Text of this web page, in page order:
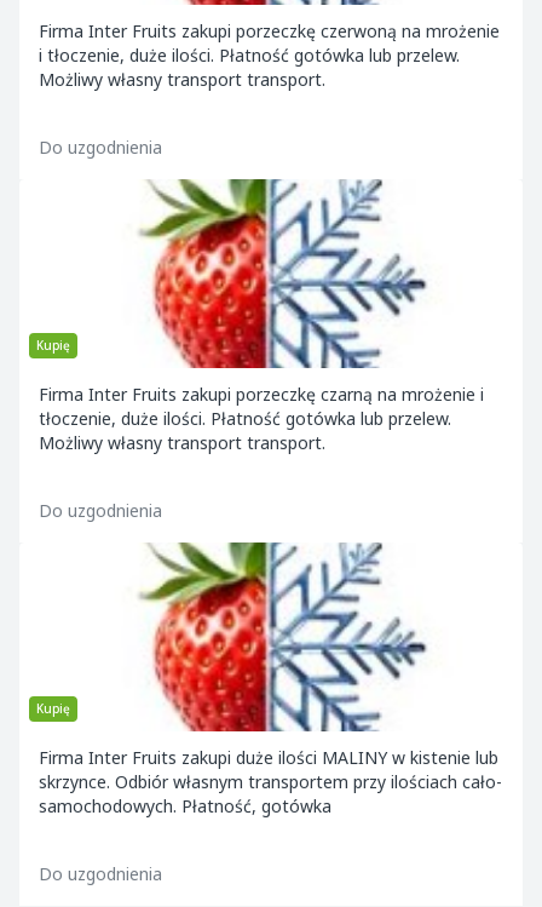
Firma Inter Fruits zakupi porzeczkę czerwoną na mrożenie
i tłoczenie, duże ilości. Płatność gotówka lub przelew.
Możliwy własny transport transport.
Do uzgodnienia
Kupię
Firma Inter Fruits zakupi porzeczkę czarną na mrożenie i
tłoczenie, duże ilości. Płatność gotówka lub przelew.
Możliwy własny transport transport.
Do uzgodnienia
Kupię
Firma Inter Fruits zakupi duże ilości MALINY w kistenie lub
skrzynce. Odbiór własnym transportem przy ilościach cało-
samochodowych. Płatność, gotówka
Do uzgodnienia